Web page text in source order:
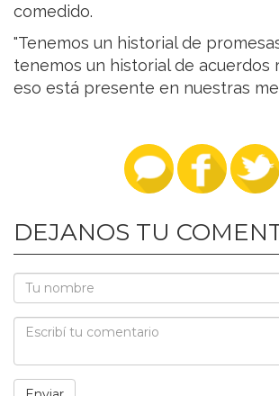
comedido.
"Tenemos un historial de
tenemos un historial de acuerdos
eso está presente en nuestras
DEJANOS TU